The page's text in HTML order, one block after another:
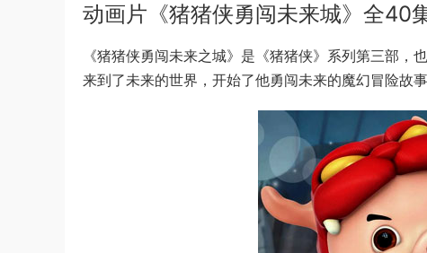
动画片《猪猪侠勇闯未来城》全40
《猪猪侠勇闯未来之城》是《猪猪侠》系列第三部
来到了未来的世界，开始了他勇闯未来的魔幻冒险故事